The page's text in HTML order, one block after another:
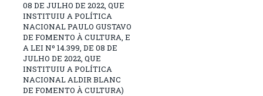
08 DE JULHO DE 2022, QUE
INSTITUIU A POLÍTICA
NACIONAL PAULO GUSTAVO
DE FOMENTO À CULTURA, E
A LEI Nº 14.399, DE 08 DE
JULHO DE 2022, QUE
INSTITUIU A POLÍTICA
NACIONAL ALDIR BLANC
DE FOMENTO À CULTURA)